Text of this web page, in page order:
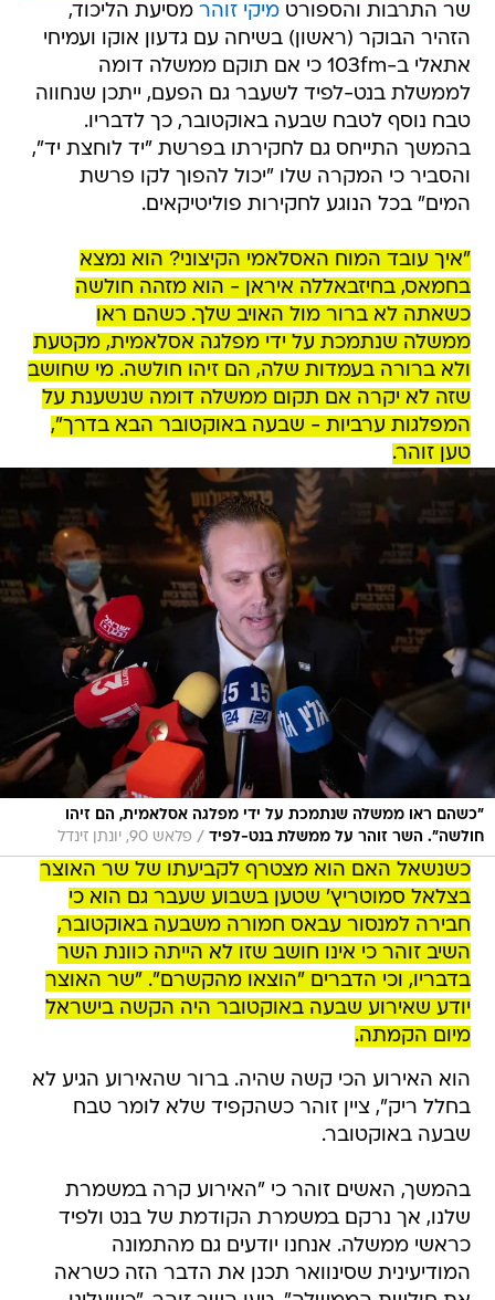
שר התרבות והספורטמיקי זוהר מסיעת הליכוד,
הזהיר הבוקר (ראשון) בשיחה עם גדעון אוקו ועמיחי
אתאלי ב-103fm כי אם תוקם ממשלה דומה
לממשלת בנט-לפיד לשעבר גם הפעם, ייתכן שנחווה
טבח נוסף לטבח שבעה באוקטובר, כך לדבריו.
בהמשך התייחס גם לחקירתו בפרשת "יד לוחצת יד",
והסביר כי המקרה שלו "יכול להפוך לקו פרשת
המים" בכל הנוגע לחקירות פוליטיקאים.
"איך עובד המוח האסלאמי הקיצוני? הוא נמצא
בחמאס, בחיזבאללה איראן - הוא מזהה חולשה
כשאתה לא ברור מול האויב שלך. כשהם ראו
ממשלה שנתמכת על ידי מפלגה אסלאמית, מקטעת
ולא ברורה בעמדות שלה, הם זיהו חולשה. מי שחושב
שזה לא יקרה אם תקום ממשלה דומה שנשענת על
המפלגות ערביות - שבעה באוקטובר הבא בדרך",
טען זוהר.
"כשהם ראו ממשלה שנתמכת על ידי מפלגה אסלאמית, הם זיהו
חולשה". השר זוהר על ממשלת בנט-לפיד / פלאש 90, יונתן זינדל
כשנשאל האם הוא מצטרף לקביעתו של שר האוצר
בצלאל סמוטריץ' שטען בשבוע שעבר גם הוא כי
חבירה למנסור עבאס חמורה משבעה באוקטובר,
השיב זוהר כי אינו חושב שזו לא הייתה כוונת השר
בדבריו, וכי הדברים "הוצאו מהקשרם". "שר האוצר
יודע שאירוע שבעה באוקטובר היה הקשה בישראל
מיום הקמתה.
הוא האירוע הכי קשה שהיה. ברור שהאירוע הגיע לא
בחלל ריק", ציין זוהר כשהקפיד שלא לומר טבח
שבעה באוקטובר.
בהמשך, האשים זוהר כי "האירוע קרה במשמרת
שלנו, אך נרקם במשמרת הקודמת של בנט ולפיד
כראשי ממשלה. אנחנו יודעים גם מהתמונה
המודיעינית שסינוואר תכנן את הדבר הזה כשראה